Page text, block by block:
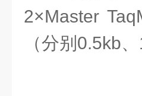
2×Master
（分别 0.5kb